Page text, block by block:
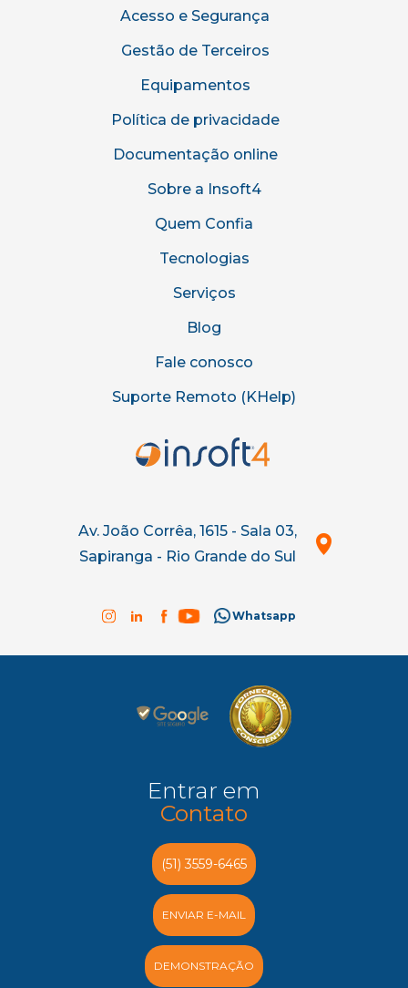
Acesso e Segurança
Gestão de Terceiros
Equipamentos
Política de privacidade
Documentação online
Sobre a Insoft4
Quem Confia
Tecnologias
Serviços
Blog
Fale conosco
Suporte Remoto (KHelp)
Av. João Corrêa, 1615 - Sala 03,
Sapiranga - Rio Grande do Sul
Whatsapp
Entrar em
Contato
(51) 3559-6465
ENVIAR E-MAIL
DEMONSTRAÇÃO